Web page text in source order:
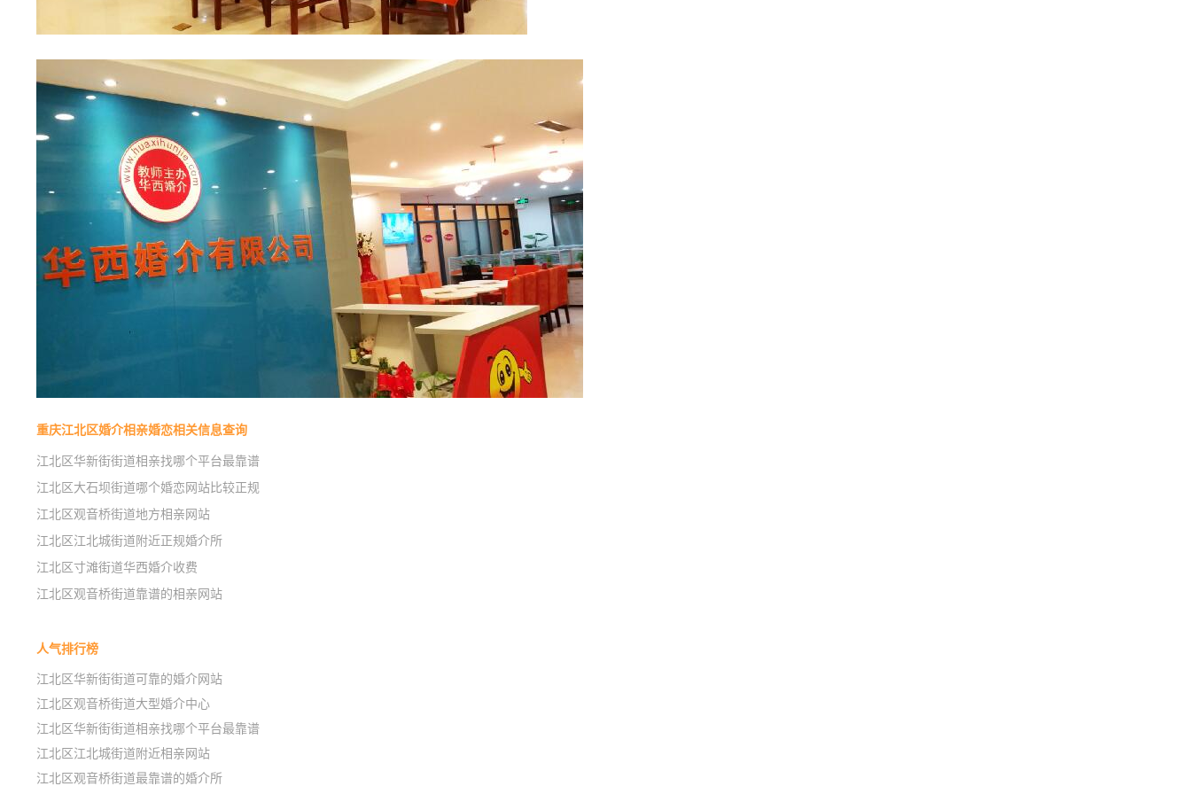
重庆江北区婚介相亲婚恋相关信息查询
江北区华新街街道相亲找哪个平台最靠谱
江北区大石坝街道哪个婚恋网站比较正规
江北区观音桥街道地方相亲网站
江北区江北城街道附近正规婚介所
江北区寸滩街道华西婚介收费
江北区观音桥街道靠谱的相亲网站
人气排行榜
江北区华新街街道可靠的婚介网站
江北区观音桥街道大型婚介中心
江北区华新街街道相亲找哪个平台最靠谱
江北区江北城街道附近相亲网站
江北区观音桥街道最靠谱的婚介所